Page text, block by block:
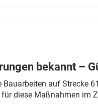
bekannt –
auf Strecke
diese Maßnahmen im